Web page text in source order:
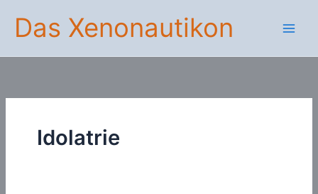
Inhalt
springen
Das Xenonautikon
Idolatrie